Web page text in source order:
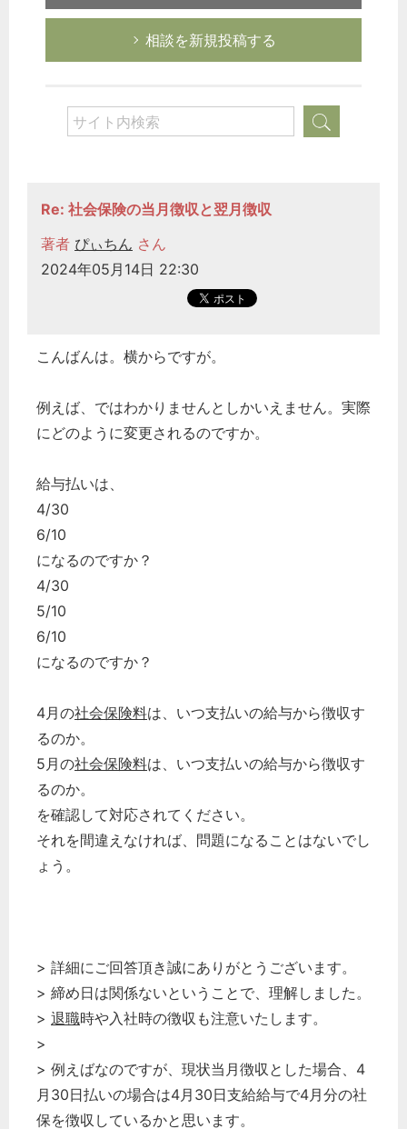
相談を新規投稿する
Re: 社会保険の当月徴収と翌月徴収
著者 ぴぃちん さん
2024年05月14日 22:30
こんばんは。横からですが。
例えば、ではわかりませんとしかいえません。実際
にどのように変更されるのですか。
給与払いは、
4/30
6/10
になるのですか？
4/30
5/10
6/10
になるのですか？
4月の社会保険料は、いつ支払いの給与から徴収す
るのか。
5月の社会保険料は、いつ支払いの給与から徴収す
るのか。
を確認して対応されてください。
それを間違えなければ、問題になることはないでし
ょう。
> 詳細にご回答頂き誠にありがとうございます。
> 締め日は関係ないということで、理解しました。
> 退職時や入社時の徴収も注意いたします。
>
> 例えばなのですが、現状当月徴収とした場合、4
月30日払いの場合は4月30日支給給与で4月分の社
保を徴収しているかと思います。